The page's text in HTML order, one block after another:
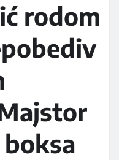
rodom